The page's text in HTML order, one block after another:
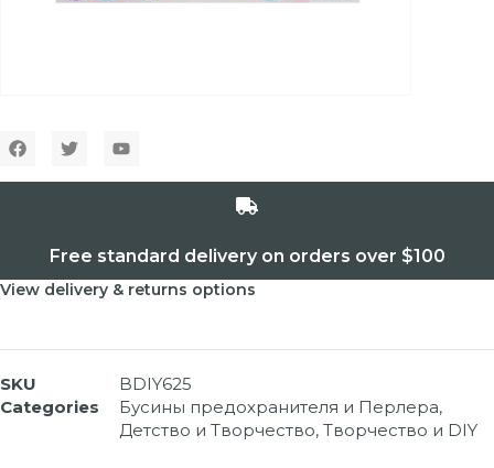
Free standard delivery on orders over $100
View delivery & returns options
SKU
BDIY625
Categories
Бусины предохранителя и Перлера,
Детство и Творчество, Творчество и DIY